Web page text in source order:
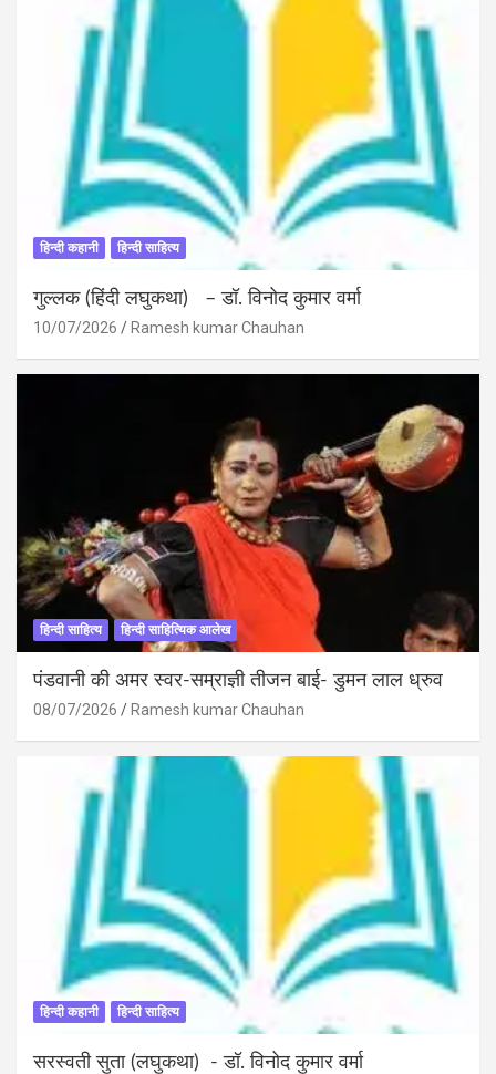
हिन्दी कहानी हिन्दी साहित्य
गुल्लक (हिंदी लघुकथा) – डॉ. विनोद कुमार वर्मा
10/07/2026 Ramesh kumar Chauhan
हिन्दी साहित्य हिन्दी साहित्यिक आलेख
पंडवानी की अमर स्वर-सम्राज्ञी तीजन बाई- डुमन लाल ध्रुव
08/07/2026 Ramesh kumar Chauhan
हिन्दी कहानी हिन्दी साहित्य
सरस्वती सुता (लघुकथा) ​- डॉ. विनोद कुमार वर्मा